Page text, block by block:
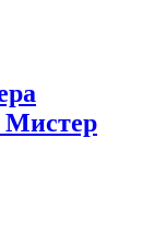
Мистер